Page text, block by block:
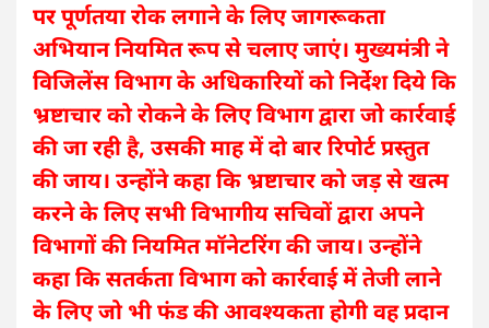
पर पूर्णतया रोक लगाने के लिए जागरूकता
अभियान नियमित रूप से चलाए जाएं। मुख्यमंत्री ने
विजिलेंस विभाग के अधिकारियों को निर्देश दिये कि
भ्रष्टाचार को रोकने के लिए विभाग द्वारा जो कार्रवाई
की जा रही है, उसकी माह में दो बार रिपोर्ट प्रस्तुत
की जाय। उन्होंने कहा कि भ्रष्टाचार को जड़ से खत्म
करने के लिए सभी विभागीय सचिवों द्वारा अपने
विभागों की नियमित मॉनेटरिंग की जाय। उन्होंने
कहा कि सतर्कता विभाग को कार्रवाई में तेजी लाने
के लिए जो भी फंड की आवश्यकता होगी वह प्रदान